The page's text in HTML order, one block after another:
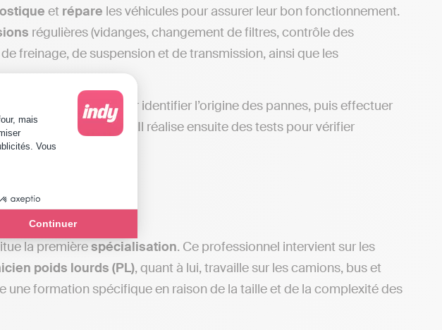
: Personnalisez vos Options
mais
Vous
Continuer
et répare les véhicules pour assurer leur bon fonctionnement.
régulières (vidanges, changement de filtres, contrôle des
freinage, de suspension et de transmission, ainsi que les
électroniquepour identifier l’origine des pannes, puis effectuer
pièces défectueuses. Il réalise ensuite des tests pour vérifier
du véhicule.
la premièrespécialisation. Ce professionnel intervient sur les
poids lourds (PL), quant à lui, travaille sur les camions, bus et
une formation spécifique en raison de la taille et de la complexité des